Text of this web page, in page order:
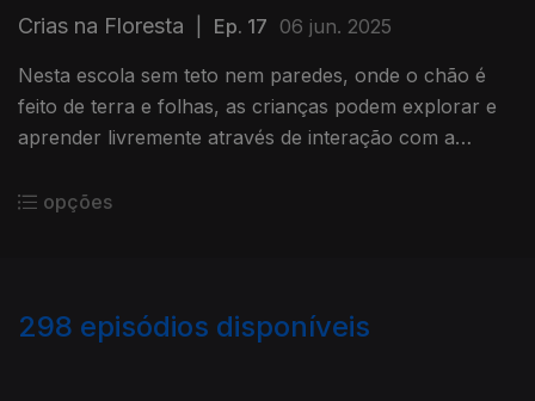
Crias na Floresta Ep. 17 06 jun. 2025
Nesta escola sem teto nem paredes, onde o chão é
feito de terra e folhas, as crianças podem explorar e
aprender livremente através de interação com a
opções
298 episódios disponíveis